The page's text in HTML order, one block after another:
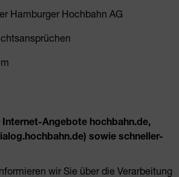
Hamburger Hochbahn AG
Internet-Angebote hochbahn.de,
sowie schneller-
wir Sie über die Verarbeitung